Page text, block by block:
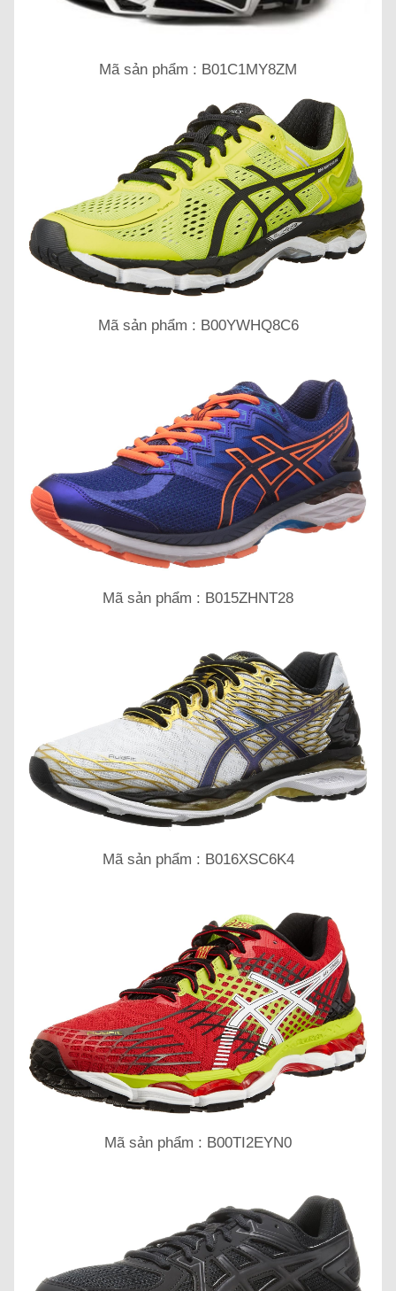
Mã sản phẩm : B01C1MY8ZM
Mã sản phẩm : B00YWHQ8C6
Mã sản phẩm : B015ZHNT28
Mã sản phẩm : B016XSC6K4
Mã sản phẩm : B00TI2EYN0